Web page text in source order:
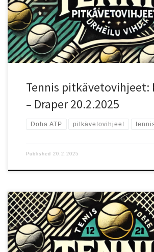
reiluilla eduilla! Pelaajien vire ja tilastot
ja kämmenlyönnin varaan rakentava pelaaja,
parhaimmillaan nopeilla alustoilla. Hänen
tehokkaisiin syöttöihin ja verkolle nousuihin,
hänen heikkoutensa, minkä vastustajat
Draper on monipuolisempi pelaaja, jolla on
Tennis pitkävetovihjeet:
– Draper 20.2.2025
Doha ATP pitkävetovihjeet
Published 20.2.2025
Ottelun lähtökohdat Doha ATP -turnauksen
kohtaavat Felix Auger-Aliassime (ranking 23) ja
(ranking 6). Medvedev johtaa keskinäisiä
mikä antaa hänelle merkittävän henkisen
sopii molemmille, mutta Medvedevin pelityyli